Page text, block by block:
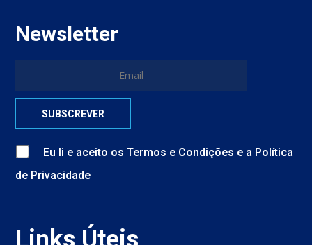
Newsletter
Eu li e aceito osTermos e Condições e a Política
de Privacidade